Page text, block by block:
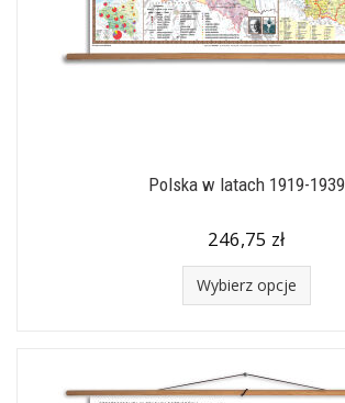
Polska w latach 1919-1939
246,75 zł
Wybierz opcje